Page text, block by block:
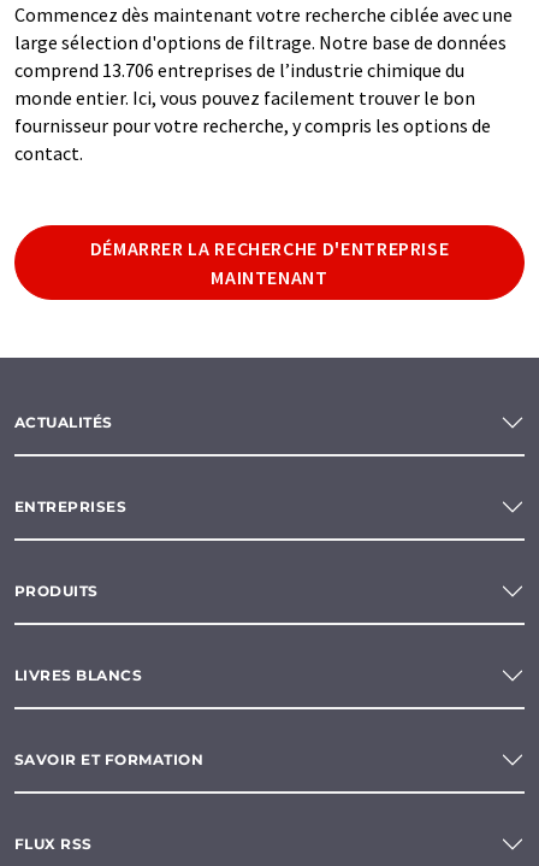
Commencez dès maintenant votre recherche ciblée avec une
large sélection d'options de filtrage. Notre base de données
comprend 13.706 entreprises de l’industrie chimique du
monde entier. Ici, vous pouvez facilement trouver le bon
fournisseur pour votre recherche, y compris les options de
contact.
DÉMARRER LA RECHERCHE D'ENTREPRISE
MAINTENANT
ACTUALITÉS
ENTREPRISES
PRODUITS
LIVRES BLANCS
SAVOIR ET FORMATION
FLUX RSS